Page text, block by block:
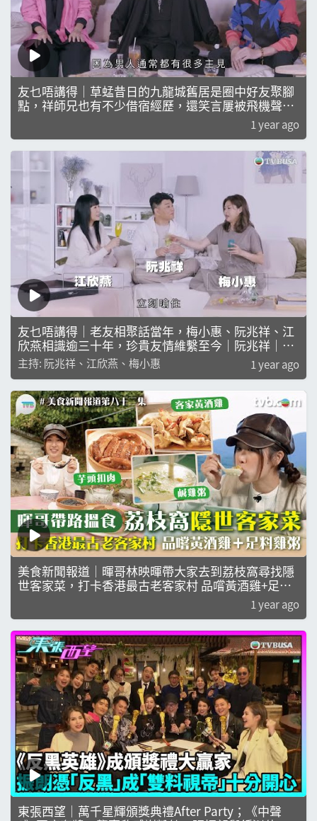
友乜唔講得｜草蜢昔日的九龍城舊居是圈中好友聚腳
點，祥師兄也有不少借宿經歷，還笑言屢被飛機聲吵
1 year ago
友乜唔講得｜老友相聚話當年，梅小惠、阮兆祥、江
欣燕相識逾三十年，珍貴友情維繫至今｜阮兆祥｜梅
小惠｜江欣燕｜吳雨
主持: 阮兆祥、江欣燕、梅小惠 1 year ago
美食新聞報道｜暉哥林映暉帶大家去到荔枝窩尋找隱
世客家菜，打卡香港最古老客家村 品嚐黃酒雞+足料
1 year ago
東張西望｜萬千星輝頒獎典禮After Party；《中聲